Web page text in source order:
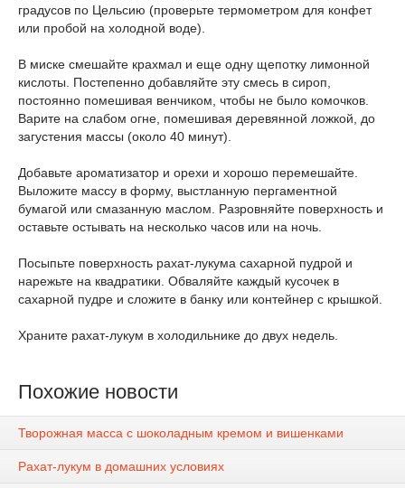
градусов по Цельсию (проверьте термометром для конфет
или пробой на холодной воде).
В миске смешайте крахмал и еще одну щепотку лимонной
кислоты. Постепенно добавляйте эту смесь в сироп,
постоянно помешивая венчиком, чтобы не было комочков.
Варите на слабом огне, помешивая деревянной ложкой, до
загустения массы (около 40 минут).
Добавьте ароматизатор и орехи и хорошо перемешайте.
Выложите массу в форму, выстланную пергаментной
бумагой или смазанную маслом. Разровняйте поверхность и
оставьте остывать на несколько часов или на ночь.
Посыпьте поверхность рахат-лукума сахарной пудрой и
нарежьте на квадратики. Обваляйте каждый кусочек в
сахарной пудре и сложите в банку или контейнер с крышкой.
Храните рахат-лукум в холодильнике до двух недель.
Похожие новости
Творожная масса с шоколадным кремом и вишенками
Рахат-лукум в домашних условиях